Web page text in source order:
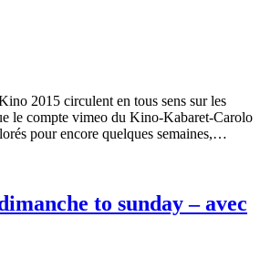
2015 circulent en tous sens sur les
le compte vimeo du Kino-Kabaret-Carolo
pour encore quelques semaines,…
to sunday – avec